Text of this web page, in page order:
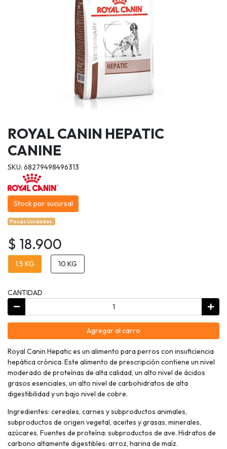
ROYAL CANIN HEPATIC
CANINE
SKU: 68279498496313
Stock por sucursal
Pocas Unidades.
$ 18.900
1.5 KG 10 KG
CANTIDAD
Agregar al carro
Royal Canin Hepatic es un alimento para perros con insuficiencia
hepática crónica. Este alimento de prescripción contiene un nivel
moderado de proteínas de alta calidad, un alto nivel de ácidos
grasos esenciales, un alto nivel de carbohidratos de alta
digestibilidad y un bajo nivel de cobre.
Ingredientes: cereales, carnes y subproductos animales,
subproductos de origen vegetal, aceites y grasas, minerales,
azúcares. Fuentes de proteína: subproductos de ave. Hidratos de
carbono altamente digestibles: arroz, harina de maíz.